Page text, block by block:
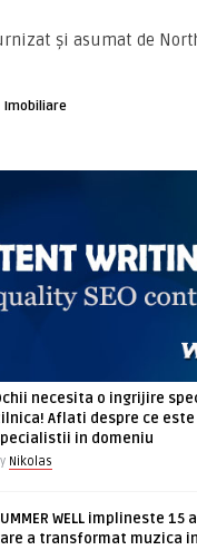
și asumat de
Imobiliare
necesita o ingrijire
Aflati despre ce este
in domeniu
Nikolas
WELL implineste 15
a transformat muzica